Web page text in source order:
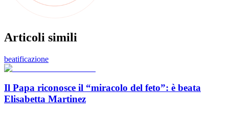
Articoli simili
beatificazione
Il Papa riconosce il “miracolo del feto”: è beata
Elisabetta Martinez